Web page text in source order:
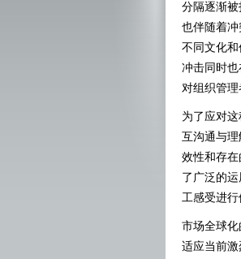
分隔逐渐
也伴随着
不同文化
冲击同时
对组织管理
为了应对
互沟通与
效性和存
了广泛的
工感受进行
市场全球
适应当前